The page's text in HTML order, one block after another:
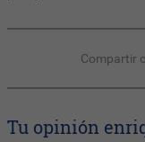
Compartir
Tu opinión